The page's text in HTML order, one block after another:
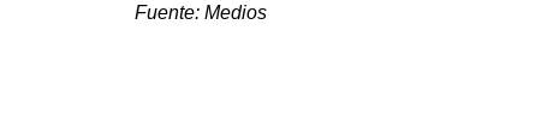
Fuente: Medios